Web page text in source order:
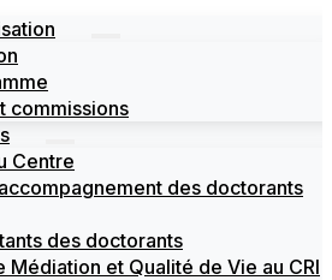
commissions
Centre
des doctorants
des doctorants
Médiation et Qualité de Vie au CRI